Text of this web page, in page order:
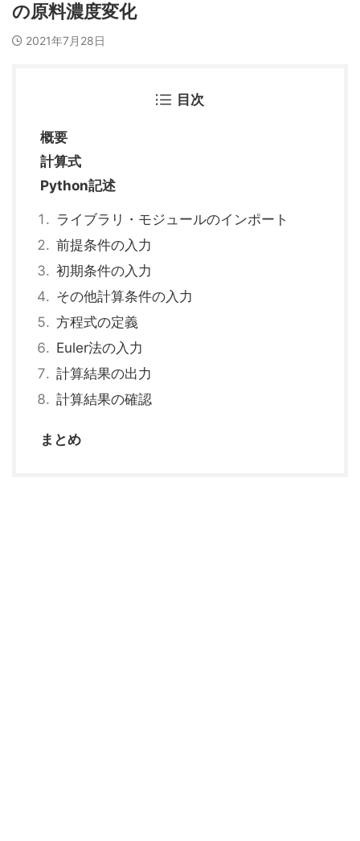
の原料濃度変化
2021年7月28日
目次
概要
計算式
Python記述
ライブラリ・モジュールのインポート
前提条件の入力
初期条件の入力
その他計算条件の入力
方程式の定義
Euler法の入力
計算結果の出力
計算結果の確認
まとめ